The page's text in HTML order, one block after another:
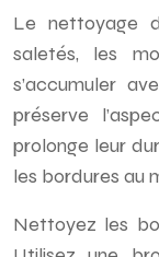
Le nettoyage
saletés, les
s’accumuler
préserve
prolonge leur
les bordures au
Nettoyez les